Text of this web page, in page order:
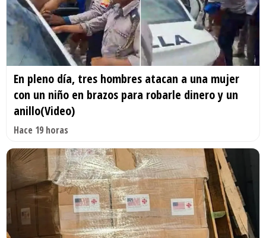
En pleno día, tres hombres atacan a una mujer
con un niño en brazos para robarle dinero y un
anillo(Video)
Hace 19 horas